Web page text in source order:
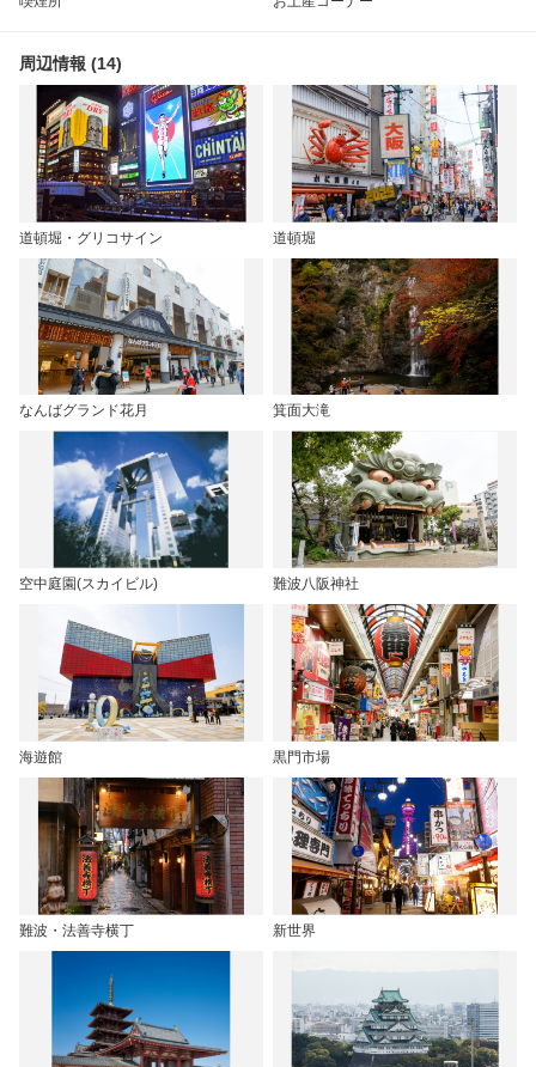
周辺情報 (14)
道頓堀・グリコサイン 道頓堀
なんばグランド花月 箕面大滝
空中庭園(スカイビル) 難波八阪神社
海遊館 黒門市場
難波・法善寺横丁 新世界